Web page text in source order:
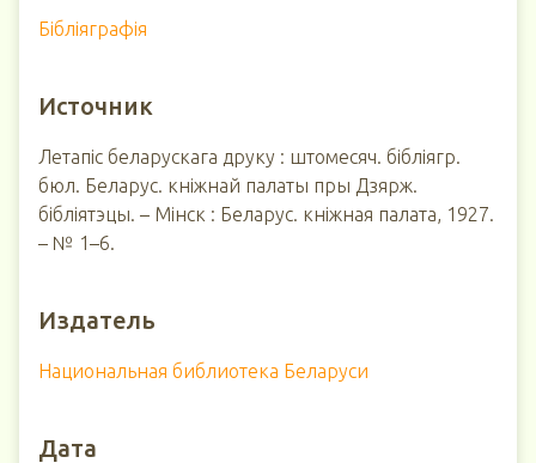
Бібліяграфія
Источник
Летапіс беларускага друку : штомесяч. бібліягр.
бюл. Беларус. кніжнай палаты пры Дзярж.
бібліятэцы. – Мінск : Беларус. кніжная палата, 1927.
– № 1–6.
Издатель
Национальная библиотека Беларуси
Дата